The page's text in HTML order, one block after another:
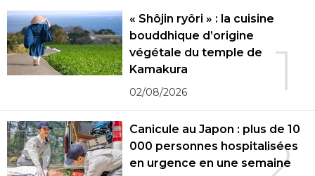
1
« Shôjin ryôri » : la cuisine
bouddhique d’origine
végétale du temple de
Kamakura
02/08/2026
Canicule au Japon : plus de 10
000 personnes hospitalisées
en urgence en une semaine